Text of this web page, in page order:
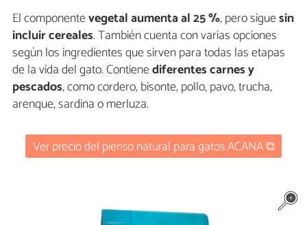
El componentevegetal aumenta al 25 %, pero siguesin
incluir cereales. También cuenta con varias opciones
según los ingredientes que sirven para todas las etapas
de la vida del gato. Contienediferentes carnes y
pescados, como cordero, bisonte, pollo, pavo, trucha,
arenque, sardina o merluza.
Ver precio del pienso natural para gatos ACANA ⧉